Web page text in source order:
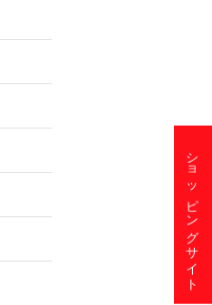
ショッピングサイト